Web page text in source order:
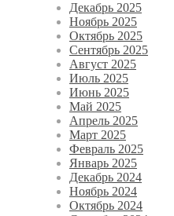
Декабрь 2025
Ноябрь 2025
Октябрь 2025
Сентябрь 2025
Август 2025
Июль 2025
Июнь 2025
Май 2025
Апрель 2025
Март 2025
Февраль 2025
Январь 2025
Декабрь 2024
Ноябрь 2024
Октябрь 2024